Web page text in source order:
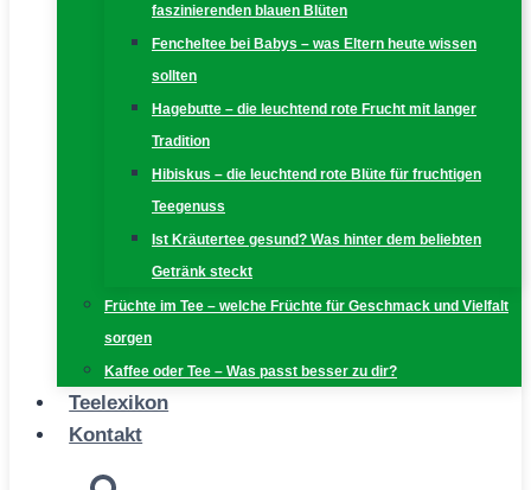
faszinierenden blauen Blüten
Fencheltee bei Babys – was Eltern heute wissen
sollten
Hagebutte – die leuchtend rote Frucht mit langer
Tradition
Hibiskus – die leuchtend rote Blüte für fruchtigen
Teegenuss
Ist Kräutertee gesund? Was hinter dem beliebten
Getränk steckt
Früchte im Tee – welche Früchte für Geschmack und Vielfalt
sorgen
Kaffee oder Tee – Was passt besser zu dir?
Teelexikon
Kontakt